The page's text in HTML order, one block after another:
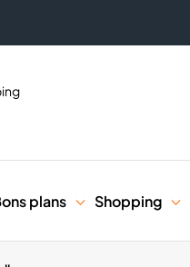
plans Shopping